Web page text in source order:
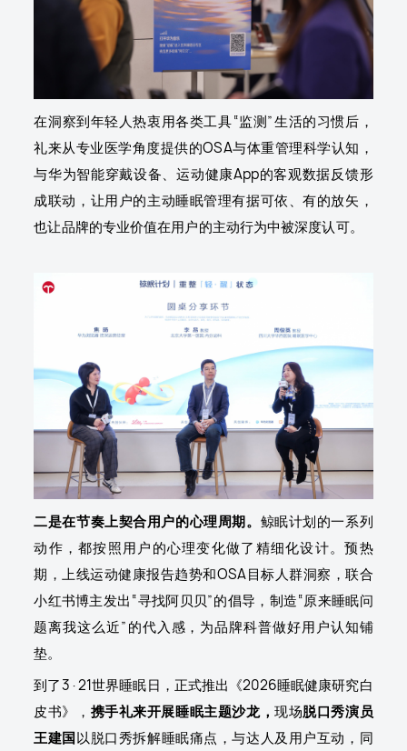
在洞察到年轻人热衷用各类工具“监测”生活的习惯后，
礼来从专业医学角度提供的OSA与体重管理科学认知，
与华为智能穿戴设备、运动健康App的客观数据反馈形
成联动，让用户的主动睡眠管理有据可依、有的放矢，
也让品牌的专业价值在用户的主动行为中被深度认可。
二是在节奏上契合用户的心理周期。 鲸眠计划的一系列
动作，都按照用户的心理变化做了精细化设计。预热
期，上线运动健康报告趋势和OSA目标人群洞察，联合
小红书博主发出“寻找阿贝贝”的倡导，制造“原来睡眠问
题离我这么近”的代入感，为品牌科普做好用户认知铺
垫。
到了3·21世界睡眠日，正式推出《2026睡眠健康研究白
皮书》， 携手礼来开展睡眠主题沙龙，现场脱口秀演员
王建国以脱口秀拆解睡眠痛点，与达人及用户互动，同